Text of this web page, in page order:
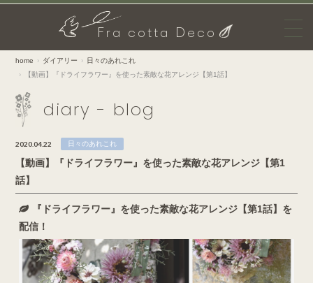
Fra cotta D eco
home ダイアリー
日々のあれこれ
【動画】『ドライフラワー』を使った素敵な花アレンジ【第1話】
diary - blog
2020.04.22 日々のあれこれ
【動画】『ドライフラワー』を使った素敵な花アレンジ【第1
話】
『ドライフラワー』を使った素敵な花アレンジ【第1話】を
配信！